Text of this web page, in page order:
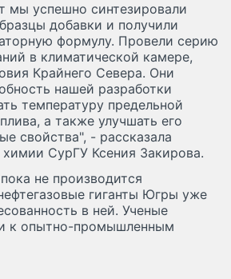
мы успешно синтезировали
добавки и получили
формулу. Провели серию
в климатической камере,
Крайнего Севера. Они
нашей разработки
температуру предельной
а также улучшать его
свойства", - рассказала
СурГУ Ксения Закирова.
не производится
гиганты Югры уже
в ней. Ученые
к опытно-промышленным